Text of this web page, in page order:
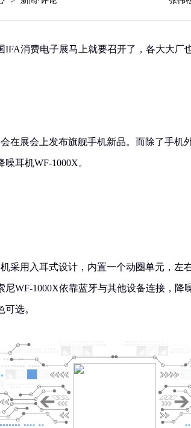
IFA消费电子展马上就要召开了，各大大厂
在展会上发布旗舰手机新品。而除了手机
耳机WF-1000X。
采用入耳式设计，内置一个动圈单元，左
尼WF-1000X依靠蓝牙与其他设备连接，降
选。